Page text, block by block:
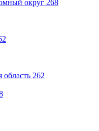
округ 268
область 262